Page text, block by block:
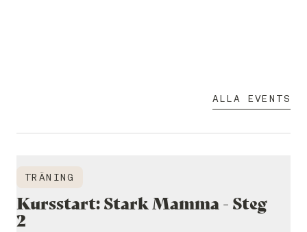
ALLA EVENTS
TRÄNING
Kursstart: Stark Mamma - Steg
2